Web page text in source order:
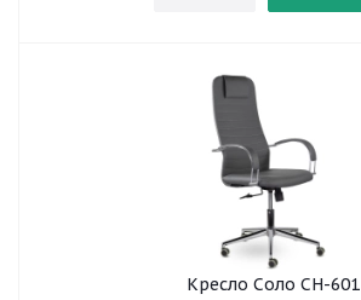
Кресло Соло СН-601